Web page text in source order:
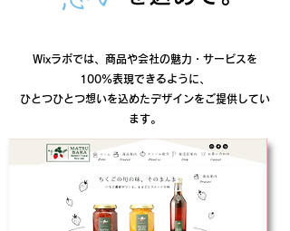
Wixラボでは、商品や会社の魅力・サービスを
100%表現できるように、
ひとつひとつ想いを込めたデザインをご提供してい
ます。